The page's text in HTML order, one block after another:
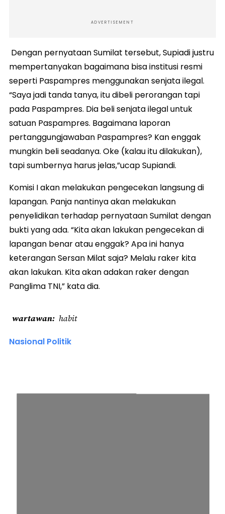
ADVERTISEMENT
Dengan pernyataan Sumilat tersebut, Supiadi justru
mempertanyakan bagaimana bisa institusi resmi
seperti Paspampres menggunakan senjata ilegal.
“Saya jadi tanda tanya, itu dibeli perorangan tapi
pada Paspampres. Dia beli senjata ilegal untuk
satuan Paspampres. Bagaimana laporan
pertanggungjawaban Paspampres? Kan enggak
mungkin beli seadanya. Oke (kalau itu dilakukan),
tapi sumbernya harus jelas,”ucap Supiandi.
Komisi I akan melakukan pengecekan langsung di
lapangan. Panja nantinya akan melakukan
penyelidikan terhadap pernyataan Sumilat dengan
bukti yang ada. “Kita akan lakukan pengecekan di
lapangan benar atau enggak? Apa ini hanya
keterangan Sersan Milat saja? Melalu raker kita
akan lakukan. Kita akan adakan raker dengan
Panglima TNI,” kata dia.
wartawan habit
Nasional Politik